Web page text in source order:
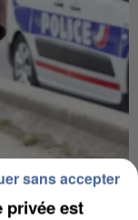
privée est
sans accepter